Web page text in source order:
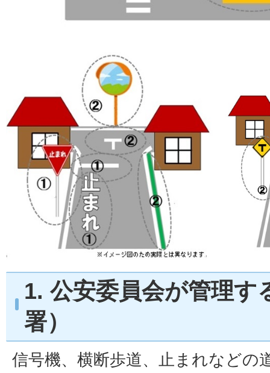
1. 公安委員会が管理す
署）
信号機、横断歩道、止まれなどの